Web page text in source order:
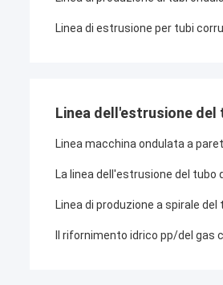
Linea di estrusione per tubi
Linea dell'estrusione del
Linea macchina ondulata a
La linea dell'estrusione del
Linea di produzione a spirale del
Il rifornimento idrico pp/del gas